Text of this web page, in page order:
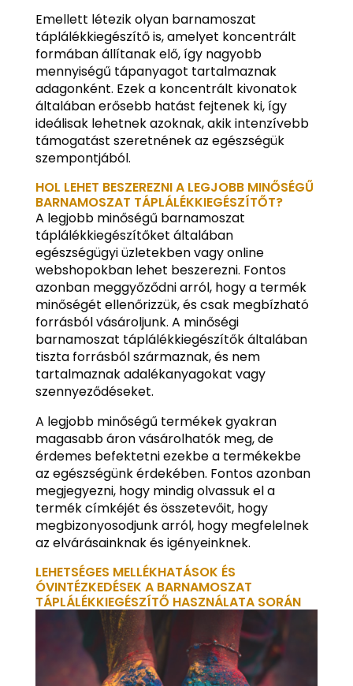
Emellett létezik olyan barnamoszat
táplálékkiegészítő is, amelyet koncentrált
formában állítanak elő, így nagyobb
mennyiségű tápanyagot tartalmaznak
adagonként. Ezek a koncentrált kivonatok
általában erősebb hatást fejtenek ki, így
ideálisak lehetnek azoknak, akik intenzívebb
támogatást szeretnének az egészségük
szempontjából.
HOL LEHET BESZEREZNI A LEGJOBB MINŐSÉGŰ
BARNAMOSZAT TÁPLÁLÉKKIEGÉSZÍTŐT?
A legjobb minőségű barnamoszat
táplálékkiegészítőket általában
egészségügyi üzletekben vagy online
webshopokban lehet beszerezni. Fontos
azonban meggyőződni arról, hogy a termék
minőségét ellenőrizzük, és csak megbízható
forrásból vásároljunk. A minőségi
barnamoszat táplálékkiegészítők általában
tiszta forrásból származnak, és nem
tartalmaznak adalékanyagokat vagy
szennyeződéseket.
A legjobb minőségű termékek gyakran
magasabb áron vásárolhatók meg, de
érdemes befektetni ezekbe a termékekbe
az egészségünk érdekében. Fontos azonban
megjegyezni, hogy mindig olvassuk el a
termék címkéjét és összetevőit, hogy
megbizonyosodjunk arról, hogy megfelelnek
az elvárásainknak és igényeinknek.
LEHETSÉGES MELLÉKHATÁSOK ÉS
ÓVINTÉZKEDÉSEK A BARNAMOSZAT
TÁPLÁLÉKKIEGÉSZÍTŐ HASZNÁLATA SORÁN